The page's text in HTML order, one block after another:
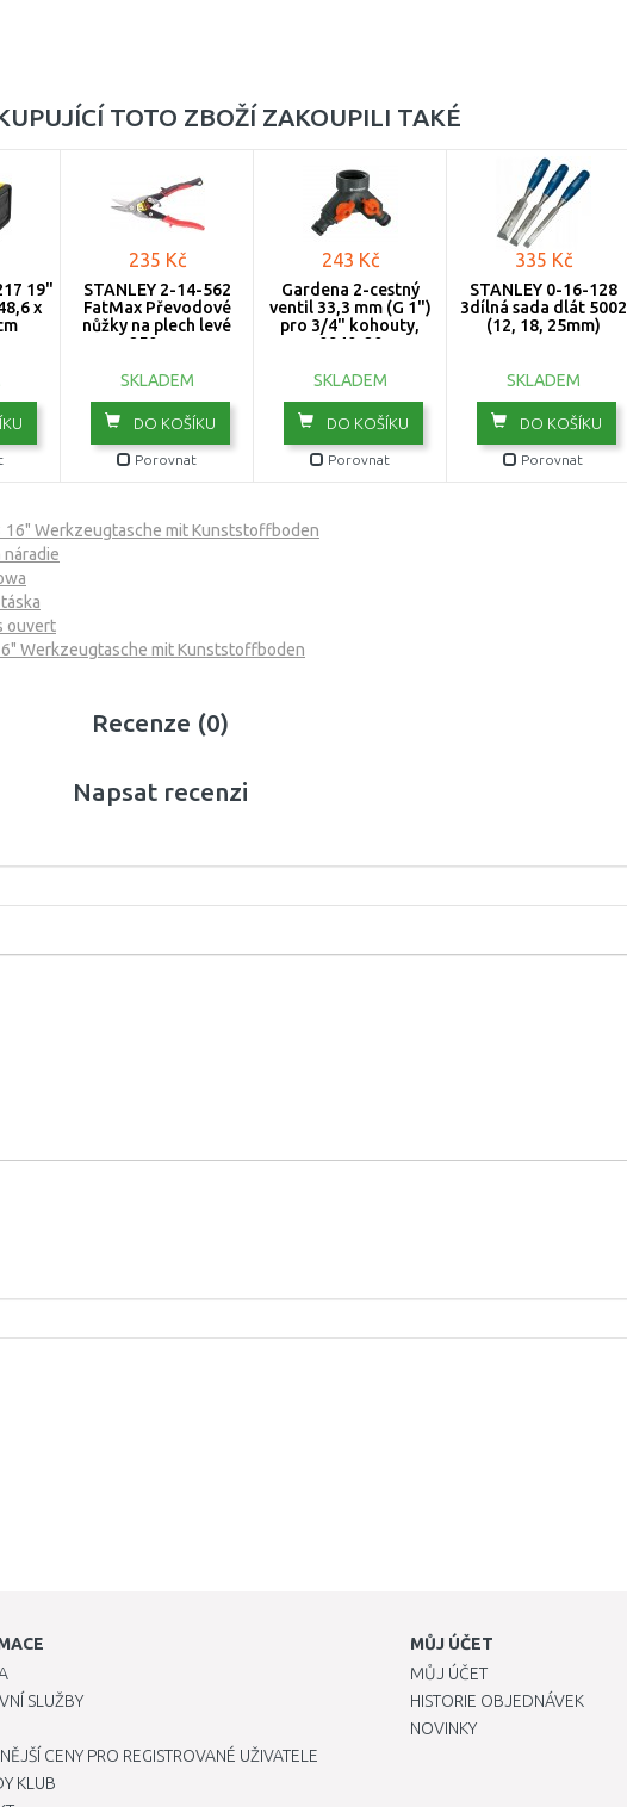
TOTO ZBOŽÍ ZAKOUPILI TAKÉ
19"
x
235 Kč
STANLEY 2-14-562
FatMax Převodové
nůžky na plech levé
250mm
SKLADEM
DO KOŠÍKU
Porovnat
243 Kč
Gardena 2-cestný
ventil 33,3 mm (G 1")
pro 3/4" kohouty,
0940-20
SKLADEM
DO KOŠÍKU
Porovnat
335 Kč
STANLEY 0-16-128
3dílná sada dlát 5002
(12, 18, 25mm)
SKLADEM
DO KOŠÍKU
Porovnat
16" Werkzeugtasche mit Kunststoffboden
náradie
ouvert
Werkzeugtasche mit Kunststoffboden
Recenze (0)
Napsat recenzi
SLUŽBY
CENY PRO REGISTROVANÉ UŽIVATELE
KLUB
MŮJ ÚČET
MŮJ ÚČET
HISTORIE OBJEDNÁVEK
NOVINKY